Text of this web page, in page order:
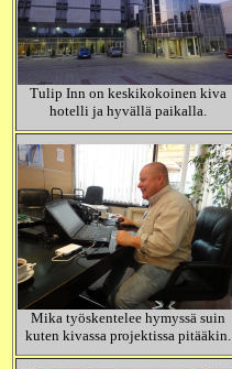
Tulip Inn on keskikokoinen kiva
hotelli ja hyvällä paikalla.
Mika työskentelee hymyssä suin
kuten kivassa projektissa pitääkin.